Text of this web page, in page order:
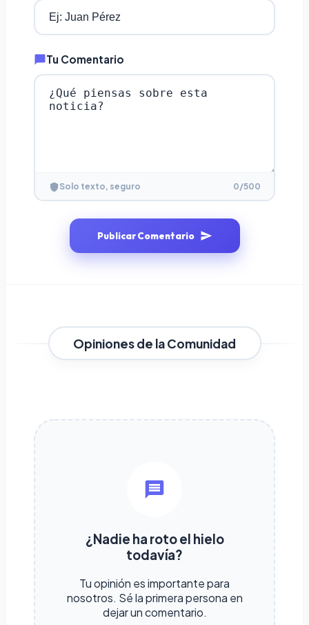
Tu Comentario
Solo texto, seguro 0/500
Publicar Comentario
Opiniones de la Comunidad
¿Nadie ha roto el hielo
todavía?
Tu opinión es importante para
nosotros. Sé la primera persona en
dejar un comentario.